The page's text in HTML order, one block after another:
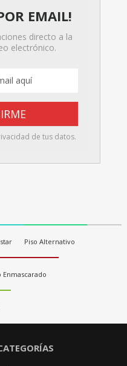
EMAIL!
directo a la
electrónico.
de tus datos.
Piso Alternativo
Enmascarado